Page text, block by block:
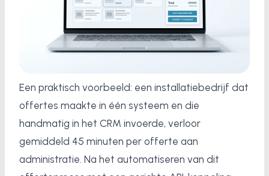
Een praktisch voorbeeld: een installatiebedrijf dat
offertes maakte in één systeem en die
handmatig in het CRM invoerde, verloor
gemiddeld 45 minuten per offerte aan
administratie. Na het automatiseren van dit